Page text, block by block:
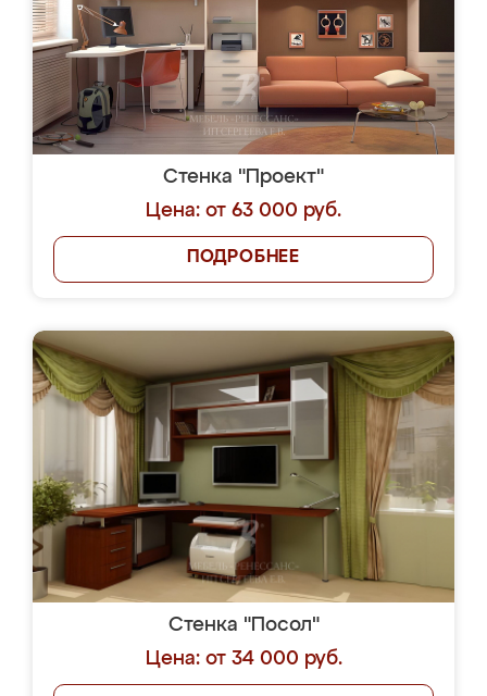
Стенка "Проект"
Цена: от 63 000 руб.
ПОДРОБНЕЕ
Стенка "Посол"
Цена: от 34 000 руб.